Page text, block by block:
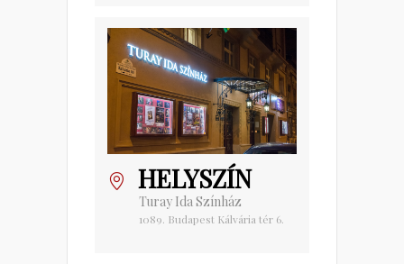
HELYSZÍN
Turay Ida Színház
1089. Budapest Kálvária tér 6.